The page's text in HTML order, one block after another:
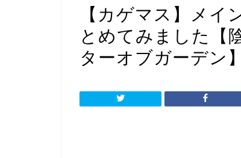
【カゲマス】メイ
とめてみました【
ターオブガーデン】